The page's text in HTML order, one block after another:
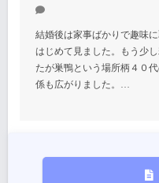
結婚後は家事ばかりで趣味
はじめて見ました。もう少
たが巣鴨という場所柄４０
係も広がりました。…